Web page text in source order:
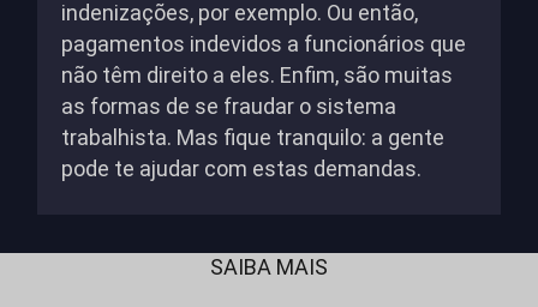
indenizações, por exemplo. Ou então,
pagamentos indevidos a funcionários que
não têm direito a eles. Enfim, são muitas
as formas de se fraudar o sistema
trabalhista. Mas fique tranquilo: a gente
pode te ajudar com estas demandas.
SAIBA MAIS